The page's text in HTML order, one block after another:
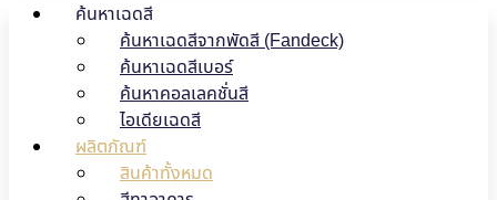
ค้นหาเฉดสี
ค้นหาเฉดสีจากพัดสี (Fandeck)
ค้นหาเฉดสีเบอร์
ค้นหาคอลเลคชั่นสี
ไอเดียเฉดสี
ผลิตภัณฑ์
สินค้าทั้งหมด